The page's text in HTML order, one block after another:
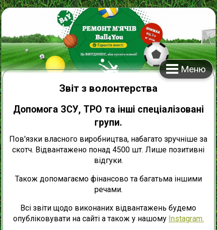
Меню
Звіт з волонтерства
Допомога ЗСУ, ТРО та інші спеціалізовані
групи.
Пов'язки власного виробництва, набагато зручніше за
скотч. Відвантажено понад 4500 шт. Лише позитивні
відгуки.
Також допомагаємо фінансово та багатьма іншими
речами.
Всі звіти щодо виконаних відвантажень будемо
опубліковувати на сайті а також у нашому Instagram.